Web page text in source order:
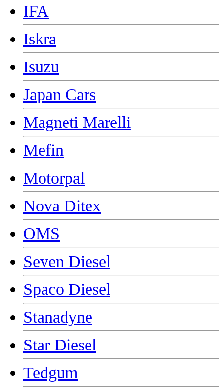
IFA
Iskra
Isuzu
Japan Cars
Magneti Marelli
Mefin
Motorpal
Nova Ditex
OMS
Seven Diesel
Spaco Diesel
Stanadyne
Star Diesel
Tedgum